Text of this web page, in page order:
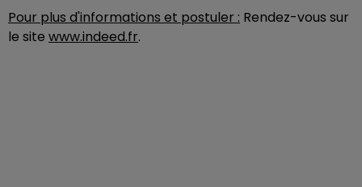
Pour plus d'informations et postuler : Rendez-vous sur
le site www.indeed.fr.